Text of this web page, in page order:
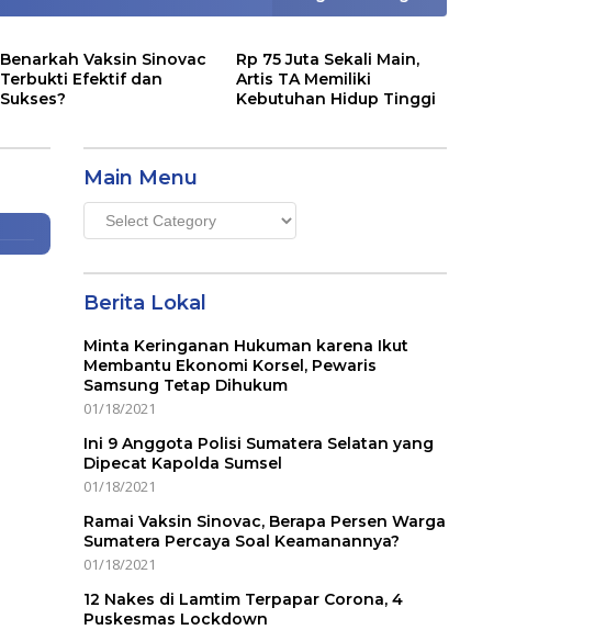
Benarkah Vaksin Sinovac
Terbukti Efektif dan
Sukses?
Rp 75 Juta Sekali Main,
Artis TA Memiliki
Kebutuhan Hidup Tinggi
Main Menu
Main
Menu
Berita Lokal
Minta Keringanan Hukuman karena Ikut
Membantu Ekonomi Korsel, Pewaris
Samsung Tetap Dihukum
01/18/2021
Ini 9 Anggota Polisi Sumatera Selatan yang
Dipecat Kapolda Sumsel
01/18/2021
Ramai Vaksin Sinovac, Berapa Persen Warga
Sumatera Percaya Soal Keamanannya?
01/18/2021
12 Nakes di Lamtim Terpapar Corona, 4
Puskesmas Lockdown